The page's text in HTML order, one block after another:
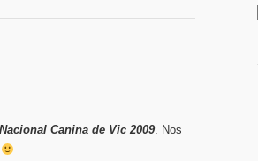
Canina de Vic 2009. Nos